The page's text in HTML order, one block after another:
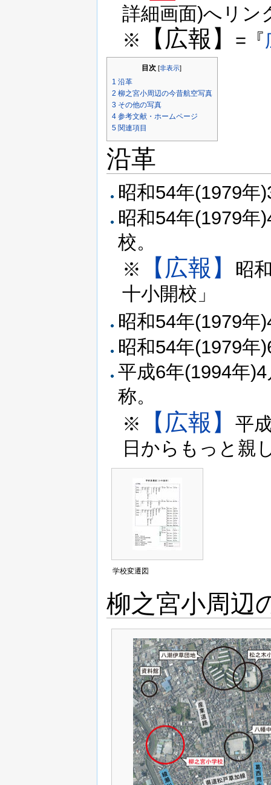
詳細画面)へリン
※
【広報】 =『
目次[非表示]
1 沿革
2 柳之宮小周辺の今昔航空写真
3 その他の写真
4 参考文献・ホームページ
5 関連項目
沿革
昭和54年(1979年
昭和54年(1979年
校。
※
【広報】
昭
十小開校」
昭和54年(1979年
昭和54年(1979年
平成6年(1994年
称。
※
【広報】
平
日からもっと親
学校変遷図
柳之宮小周辺